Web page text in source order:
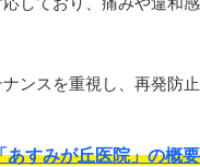
ンスを重視し、再発防
すみが丘医院」の概